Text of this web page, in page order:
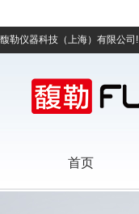
馥勒仪器科技（上海）有限公司!
首页